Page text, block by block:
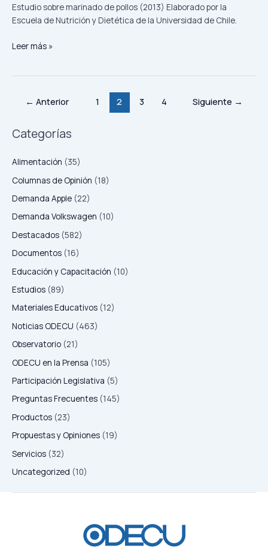
Categorías
Alimentación (35)
Columnas de Opinión (18)
Demanda Apple (22)
Demanda Volkswagen (10)
Destacados (582)
Documentos (16)
Educación y Capacitación (10)
Estudios (89)
Materiales Educativos (12)
Noticias ODECU (463)
Observatorio (21)
ODECU en la Prensa (105)
Participación Legislativa (5)
Preguntas Frecuentes (145)
Productos (23)
Propuestas y Opiniones (19)
Servicios (32)
Uncategorized (10)
Estudio sobre marinado de pollos (2013) Elaborado por la
Escuela de Nutrición y Dietética de la Universidad de Chile.
de
pollos
Leer más »
← Anterior 1 2 3 4 Siguiente →